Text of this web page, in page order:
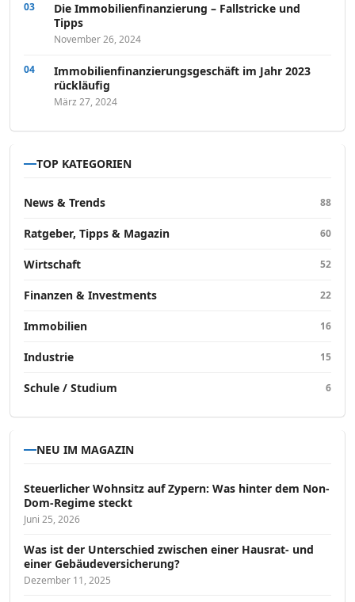
Die Immobilienfinanzierung – Fallstricke und
Tipps
November 26, 2024
Immobilienfinanzierungsgeschäft im Jahr 2023
rückläufig
März 27, 2024
TOP KATEGORIEN
News & Trends 88
Ratgeber, Tipps & Magazin 60
Wirtschaft 52
Finanzen & Investments 22
Immobilien 16
Industrie 15
Schule / Studium 6
NEU IM MAGAZIN
Steuerlicher Wohnsitz auf Zypern: Was hinter dem Non-
Dom-Regime steckt
Juni 25, 2026
Was ist der Unterschied zwischen einer Hausrat- und
einer Gebäudeversicherung?
Dezember 11, 2025